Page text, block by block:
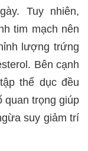
Tuy nhiên,
tim mạch nên
lượng trứng
Bên cạnh
thể dục đều
quan trọng giúp
suy giảm trí